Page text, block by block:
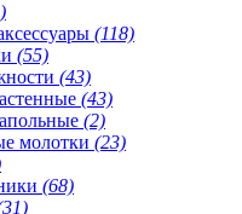
(118)
(55)
(43)
(43)
(2)
молотки (23)
(68)